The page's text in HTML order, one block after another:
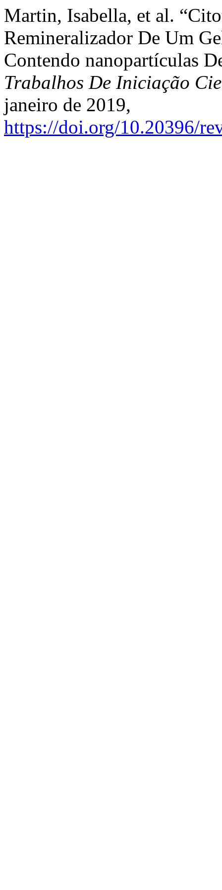
Martin, Isabella, et al.
Remineralizador De Um
Contendo nanopartículas
Trabalhos De Iniciação
janeiro de 2019,
https://doi.org/10.20396/